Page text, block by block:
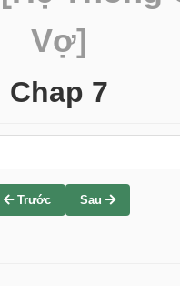
Vợ]
Chap 7
Trước Sau